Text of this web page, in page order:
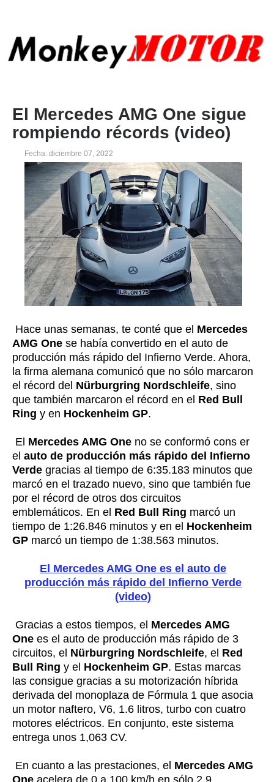
El Mercedes AMG One sigue
rompiendo récords (video)
Fecha: diciembre 07, 2022
Hace unas semanas, te conté que el Mercedes
AMG One se había convertido en el auto de
producción más rápido del Infierno Verde. Ahora,
la firma alemana comunicó que no sólo marcaron
el récord del Nürburgring Nordschleife, sino
que también marcaron el récord en el Red Bull
Ring y en Hockenheim GP.
El Mercedes AMG One no se conformó cons er
el auto de producción más rápido del Infierno
Verde gracias al tiempo de 6:35.183 minutos que
marcó en el trazado nuevo, sino que también fue
por el récord de otros dos circuitos
emblemáticos. En el Red Bull Ring marcó un
tiempo de 1:26.846 minutos y en el Hockenheim
GP marcó un tiempo de 1:38.563 minutos.
El Mercedes AMG One es el auto de
producción más rápido del Infierno Verde
(video)
Gracias a estos tiempos, el Mercedes AMG
One es el auto de producción más rápido de 3
circuitos, el Nürburgring Nordschleife, el Red
Bull Ring y el Hockenheim GP. Estas marcas
las consigue gracias a su motorización híbrida
derivada del monoplaza de Fórmula 1 que asocia
un motor naftero, V6, 1.6 litros, turbo con cuatro
motores eléctricos. En conjunto, este sistema
entrega unos 1,063 CV.
En cuanto a las prestaciones, el Mercedes AMG
One acelera de 0 a 100 km/h en sólo 2.9